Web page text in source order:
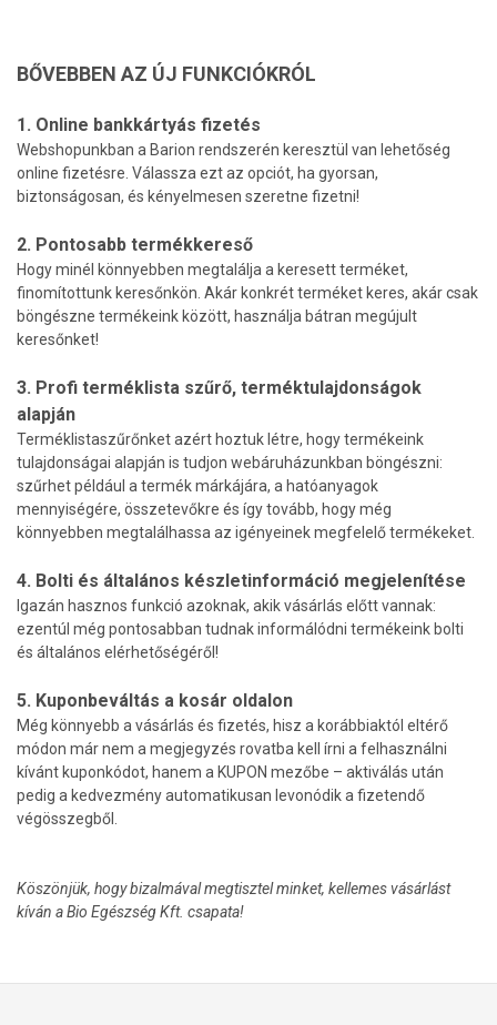
BŐVEBBEN AZ ÚJ FUNKCIÓKRÓL
1. Online bankkártyás fizetés
Webshopunkban a Barion rendszerén keresztül van lehetőség
online fizetésre. Válassza ezt az opciót, ha gyorsan,
biztonságosan, és kényelmesen szeretne fizetni!
2. Pontosabb termékkereső
Hogy minél könnyebben megtalálja a keresett terméket,
finomítottunk keresőnkön. Akár konkrét terméket keres, akár csak
böngészne termékeink között, használja bátran megújult
keresőnket!
3. Profi terméklista szűrő, terméktulajdonságok
alapján
Terméklistaszűrőnket azért hoztuk létre, hogy termékeink
tulajdonságai alapján is tudjon webáruházunkban böngészni:
szűrhet például a termék márkájára, a hatóanyagok
mennyiségére, összetevőkre és így tovább, hogy még
könnyebben megtalálhassa az igényeinek megfelelő termékeket.
4. Bolti és általános készletinformáció megjelenítése
Igazán hasznos funkció azoknak, akik vásárlás előtt vannak:
ezentúl még pontosabban tudnak informálódni termékeink bolti
és általános elérhetőségéről!
5. Kuponbeváltás a kosár oldalon
Még könnyebb a vásárlás és fizetés, hisz a korábbiaktól eltérő
módon már nem a megjegyzés rovatba kell írni a felhasználni
kívánt kuponkódot, hanem a KUPON mezőbe – aktiválás után
pedig a kedvezmény automatikusan levonódik a fizetendő
végösszegből.
Köszönjük, hogy bizalmával megtisztel minket, kellemes vásárlást
kíván a Bio Egészség Kft. csapata!